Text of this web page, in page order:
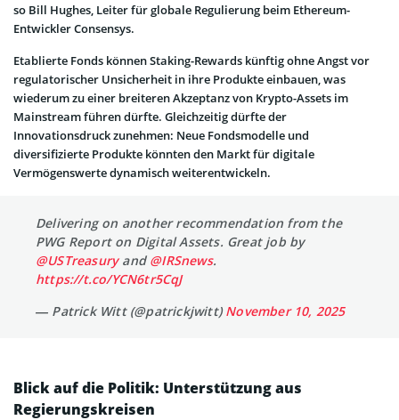
so Bill Hughes, Leiter für globale Regulierung beim Ethereum-
Entwickler Consensys.
Etablierte Fonds können Staking-Rewards künftig ohne Angst vor
regulatorischer Unsicherheit in ihre Produkte einbauen, was
wiederum zu einer breiteren Akzeptanz von Krypto-Assets im
Mainstream führen dürfte. Gleichzeitig dürfte der
Innovationsdruck zunehmen: Neue Fondsmodelle und
diversifizierte Produkte könnten den Markt für digitale
Vermögenswerte dynamisch weiterentwickeln.
Delivering on another recommendation from the
PWG Report on Digital Assets. Great job by
@USTreasuryand @IRSnews.
https://t.co/YCN6tr5CqJ
— Patrick Witt (@patrickjwitt)November 10, 2025
Blick auf die Politik: Unterstützung aus
Regierungskreisen